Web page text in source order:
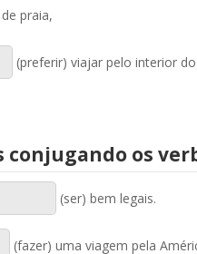
praia,
(preferir) viajar pelo interior do
conjugando os
(ser) bem legais.
(fazer) uma viagem pela